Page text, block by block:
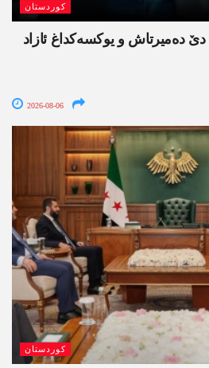
کوردستان
دێ دەمیرتاش و یوکسەکداغ ئازاد
2026-08-06
کوردستان